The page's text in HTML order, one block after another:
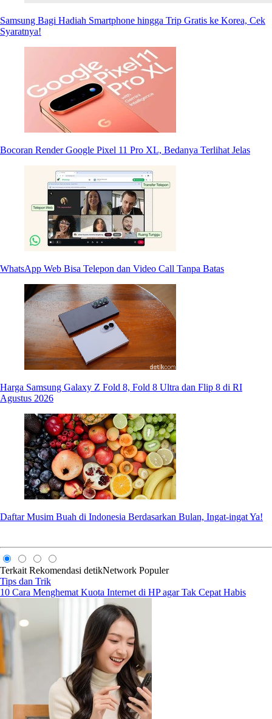
Samsung Bagi Hadiah Smartphone hingga Trip Gratis ke Korea, Cek
Syaratnya!
Bocoran Render Google Pixel 11 Pro XL, Bedanya Terlihat Jelas
WhatsApp Web Bisa Telepon dan Video Call Tanpa Batas
Harga Samsung Galaxy Z Fold 8, Fold 8 Ultra dan Flip 8 di RI
Agustus 2026
Daftar Musim Buah di Indonesia Berdasarkan Bulan, Ingat-ingat Ya!
Terkait Rekomendasi detikNetwork Populer
Tips dan Trik
10 Cara Menghemat Kuota Internet di HP agar Tak Cepat Habis